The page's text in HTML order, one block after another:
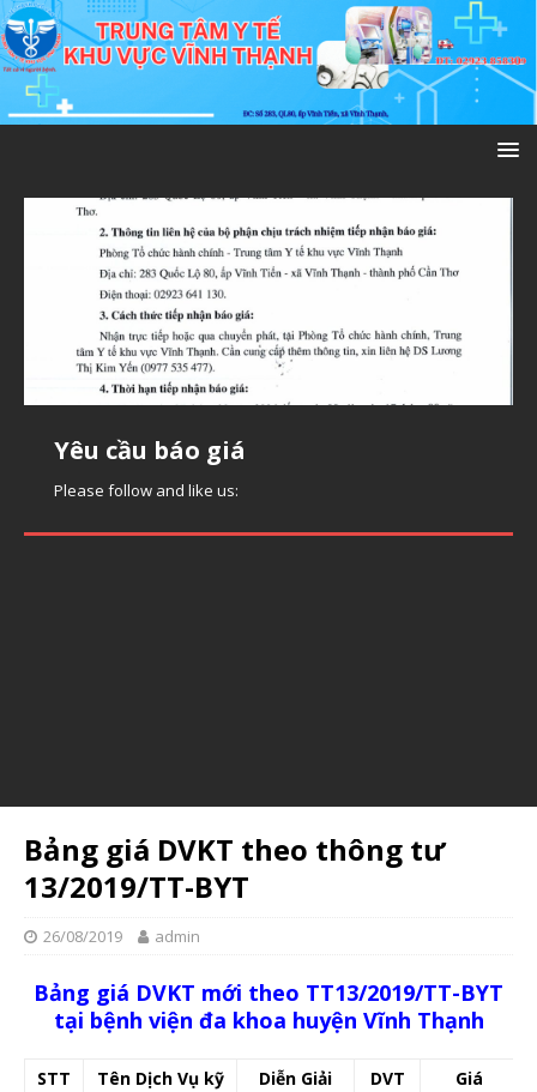
Yêu cầu báo giá
Please follow and like us:
Yêu cầu báo giá
Please follow and like us:
Yêu cầu báo giá thuê phần mềm
Please follow and like us:
Bảng giá DVKT theo thông tư
13/2019/TT-BYT
26/08/2019 admin
Bảng giá DVKT mới theo TT13/2019/TT-BYT
tại bệnh viện đa khoa huyện Vĩnh Thạnh
STT
Tên Dịch Vụ kỹ
Diễn Giải DVT Giá